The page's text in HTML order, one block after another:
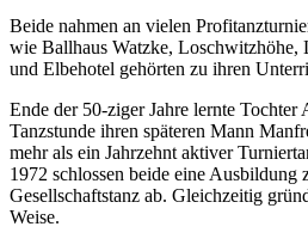
Beide nahmen an vielen
wie Ballhaus Watzke, Loschwitzhöhe,
und Elbehotel gehörten zu ihren
Ende der 50-ziger Jahre lernte Tochter
Tanzstunde ihren späteren Mann
mehr als ein Jahrzehnt aktiver
1972 schlossen beide eine Ausbildung
Gesellschaftstanz ab. Gleichzeitig
Weise.